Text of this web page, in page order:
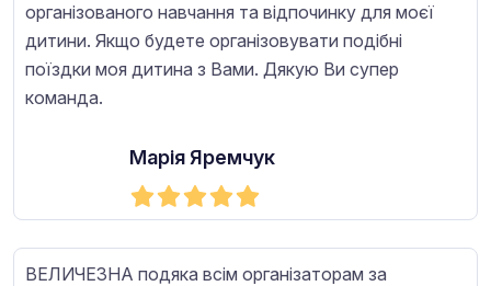
організованого навчання та відпочинку для моєї
дитини. Якщо будете організовувати подібні
поїздки моя дитина з Вами. Дякую Ви супер
команда.
Марія Яремчук
ВЕЛИЧЕЗНА подяка всім організаторам за